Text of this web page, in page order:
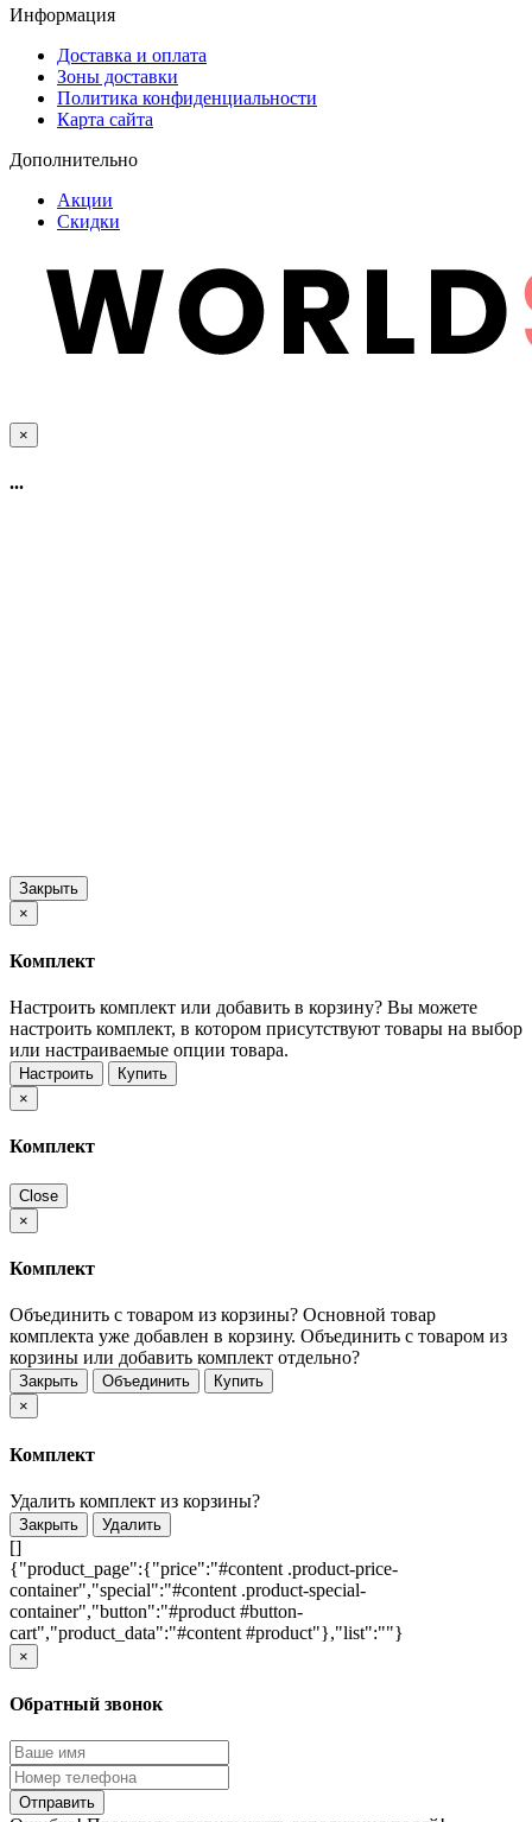
Информация
Доставка и оплата
Зоны доставки
Политика конфиденциальности
Карта сайта
Дополнительно
Акции
Скидки
×
...
Закрыть
×
Комплект
Настроить комплект или добавить в корзину? Вы можете
настроить комплект, в котором присутствуют товары на выбор
или настраиваемые опции товара.
Настроить
Купить
×
Комплект
Close
×
Комплект
Объединить с товаром из корзины? Основной товар
комплекта уже добавлен в корзину. Объединить с товаром из
корзины или добавить комплект отдельно?
Закрыть Объединить
Купить
×
Комплект
Удалить комплект из корзины?
Закрыть Удалить
[]
{"product_page":{"price":"#content .product-price-
container","special":"#content .product-special-
container","button":"#product #button-
cart","product_data":"#content #product"},"list":""}
×
Обратный звонок
Отправить